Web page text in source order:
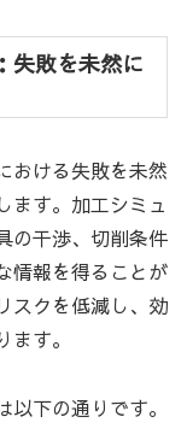
失敗を未然に
おける失敗を未然
ます。加工シミュ
の干渉、切削条件
情報を得ることが
スクを低減し、効
す。
下の通りです。